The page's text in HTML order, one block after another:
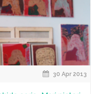
30 Apr 2013